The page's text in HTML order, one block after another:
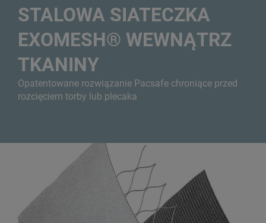
STALOWA SIATECZKA
EXOMESH® WEWNĄTRZ
TKANINY
Opatentowane rozwiązanie Pacsafe chroniące przed
rozcięciem torby lub plecaka